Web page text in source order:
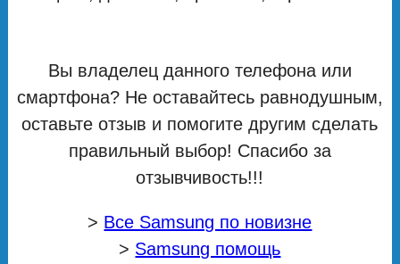
Вы владелец данного телефона или
смартфона? Не оставайтесь равнодушным,
оставьте отзыв и помогите другим сделать
правильный выбор! Спасибо за
отзывчивость!!!
> Все Samsung по новизне
> Samsung помощь